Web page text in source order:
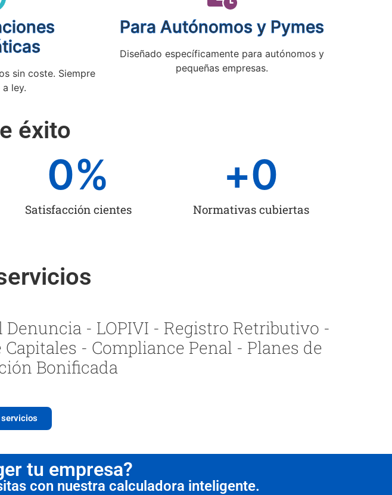
sin coste. Siempre
ley.
Para Autónomos y Pymes
Diseñado específicamente para autónomos y
pequeñas empresas.
éxito
Satisfacción cientes
0%
Normativas cubiertas
+0
Denuncia - LOPIVI - Registro Retributivo -
- Compliance Penal - Planes de
Bonificada
tu empresa?
con nuestra calculadora inteligente.